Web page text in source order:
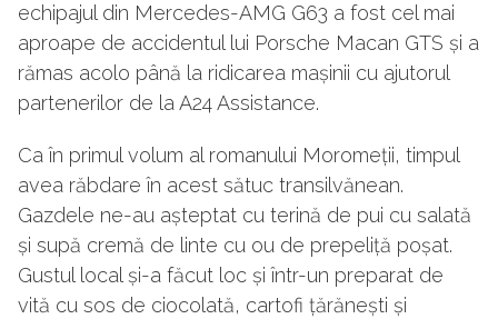
echipajul din Mercedes-AMG G63 a fost cel mai
aproape de accidentul lui Porsche Macan GTS și a
rămas acolo până la ridicarea mașinii cu ajutorul
partenerilor de la A24 Assistance.
Ca în primul volum al romanului Moromeții, timpul
avea răbdare în acest sătuc transilvănean.
Gazdele ne-au așteptat cu terină de pui cu salată
și supă cremă de linte cu ou de prepeliță poșat.
Gustul local și-a făcut loc și într-un preparat de
vită cu sos de ciocolată, cartofi țărănești și